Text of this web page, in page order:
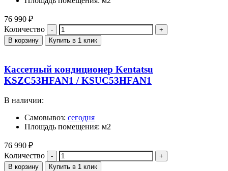
76 990 ₽
Количество
В корзину Купить в 1 клик
Кассетный кондиционер Kentatsu
KSZC53HFAN1 / KSUC53HFAN1
В наличии:
Самовывоз: сегодня
Площадь помещения: м2
76 990 ₽
Количество
В корзину Купить в 1 клик